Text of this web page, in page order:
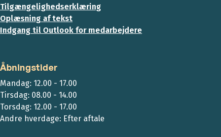
Tilgængelighedserklæring
Oplæsning af tekst
Indgang til Outlook for medarbejdere
Åbningstider
Mandag: 12.00 - 17.00
Tirsdag: 08.00 - 14.00
Torsdag: 12.00 - 17.00
Andre hverdage: Efter aftale